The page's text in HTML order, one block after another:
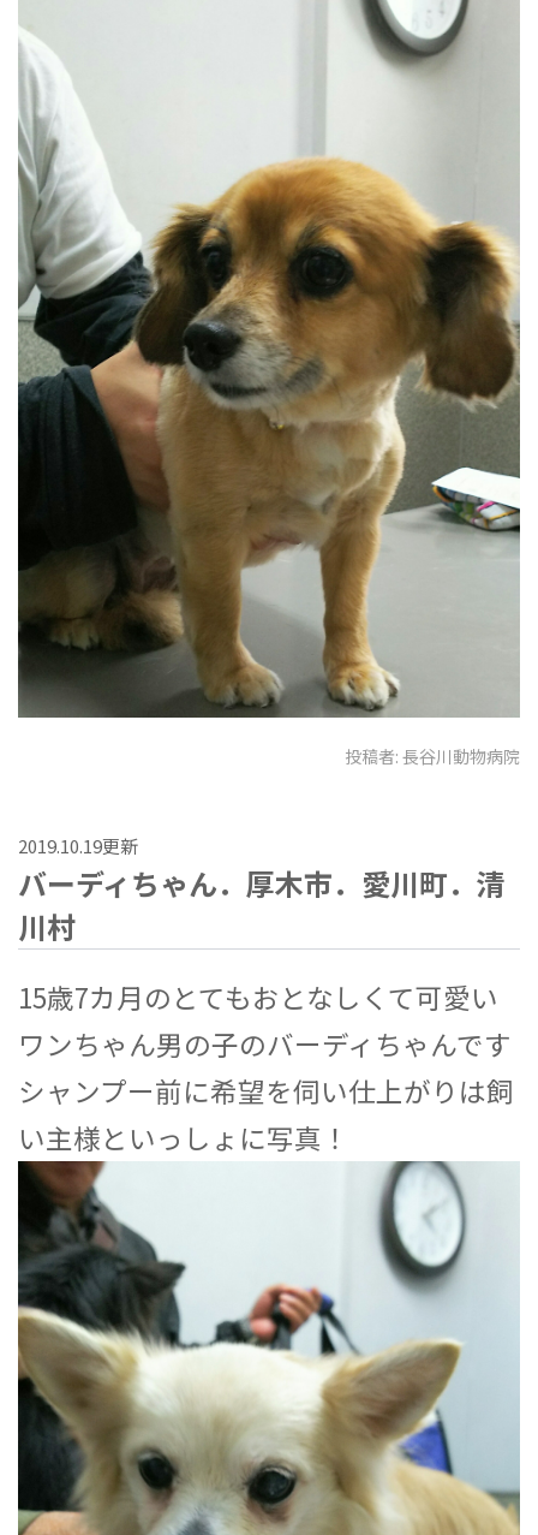
投稿者: 長谷川動物病院
2019.10.19更新
バーディちゃん．厚木市．愛川町．清
川村
15歳7カ月のとてもおとなしくて可愛い
ワンちゃん男の子のバーディちゃんです
シャンプー前に希望を伺い仕上がりは飼
い主様といっしょに写真！